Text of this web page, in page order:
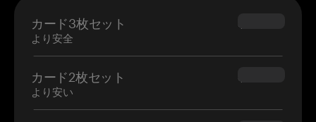
カード3枚セット
より安全
$69.90
カード2枚セット
より安い
$54.90